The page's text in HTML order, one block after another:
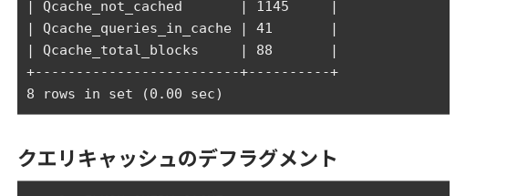
| Qcache_not_cached       | 1145     |
| Qcache_queries_in_cache | 41       |
| Qcache_total_blocks     | 88       |
+-------------------------+----------+
クエリキャッシュのデフラグメント